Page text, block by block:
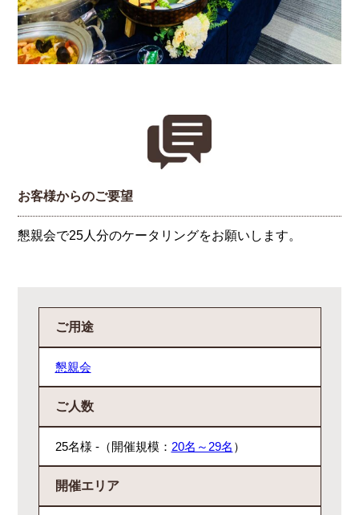
お客様からのご要望
懇親会で25人分のケータリングをお願いします。
ご用途
懇親会
ご人数
25名様 -（開催規模： 20名～29名 ）
開催エリア